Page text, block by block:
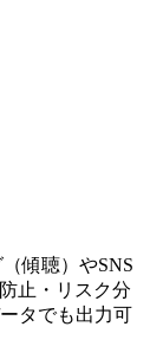
傾聴）やSNS
止・リスク分
タでも出力可